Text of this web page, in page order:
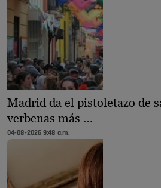
Madrid da el pistoletazo de
verbenas más …
04-08-2026 9:48 a.m.